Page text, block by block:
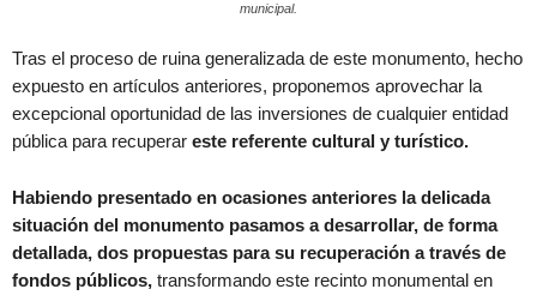
municipal.
Tras el proceso de ruina generalizada de este monumento, hecho
expuesto en artículos anteriores, proponemos aprovechar la
excepcional oportunidad de las inversiones de cualquier entidad
pública para recuperar este referente cultural y turístico.
Habiendo presentado en ocasiones anteriores la delicada
situación del monumento pasamos a desarrollar, de forma
detallada, dos propuestas para su recuperación a través de
fondos públicos, transformando este recinto monumental en